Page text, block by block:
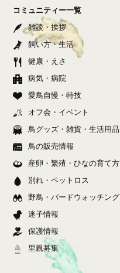
コミュニティー一覧
雑談・挨拶
飼い方・生活
健康・えさ
病気・病院
愛鳥自慢・特技
オフ会・イベント
鳥グッズ・雑貨・生活用品
鳥の販売情報
産卵・繁殖・ひなの育て方
別れ・ペットロス
野鳥・バードウォッチング
迷子情報
保護情報
里親募集